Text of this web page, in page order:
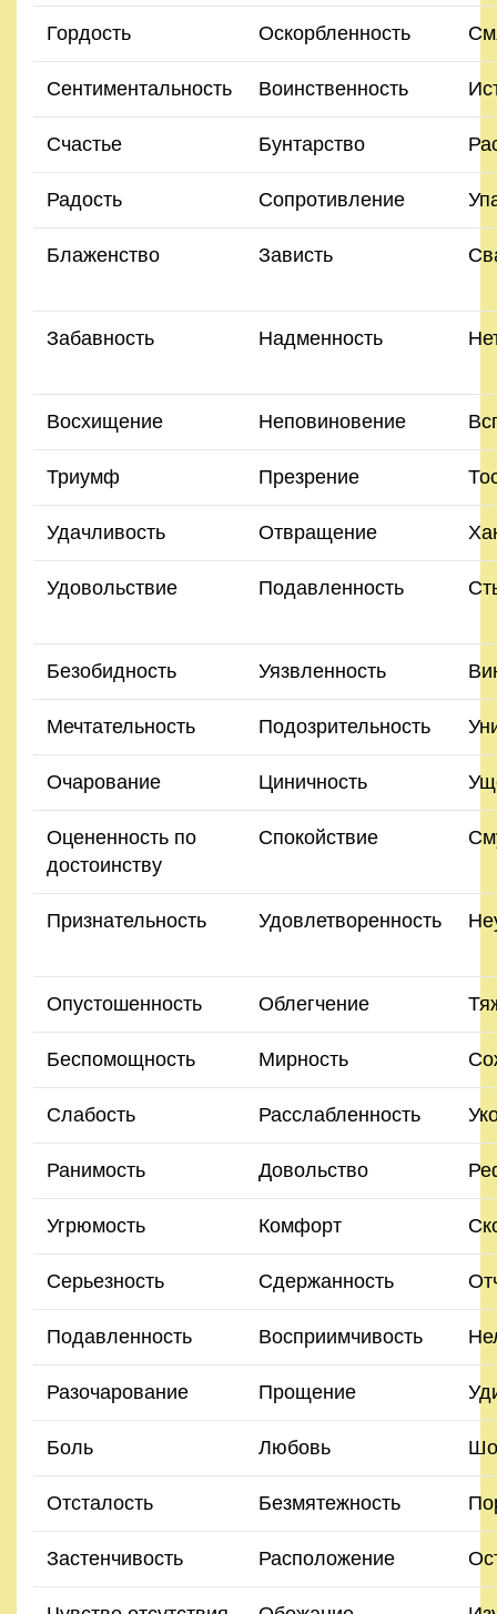
Гордость Оскорбленность
Сентиментальность Воинственность
Счастье Бунтарство
Радость Сопротивление
Блаженство Зависть
Забавность Надменность
Восхищение Неповиновение
Триумф Презрение
Удачливость Отвращение
Удовольствие Подавленность
Безобидность Уязвленность
Мечтательность Подозрительность
Очарование Циничность
Оцененность по
достоинству
Спокойствие
Признательность Удовлетворенность
Опустошенность Облегчение
Беспомощность Мирность
Слабость Расслабленность
Ранимость Довольство
Угрюмость Комфорт
Серьезность Сдержанность
Подавленность Восприимчивость
Разочарование Прощение
Боль Любовь
Отсталость Безмятежность
Застенчивость Расположение